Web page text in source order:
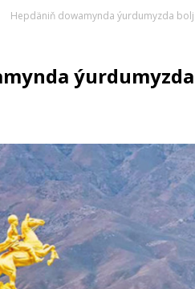
Hepdäniň dowamynda ýurdumyzda